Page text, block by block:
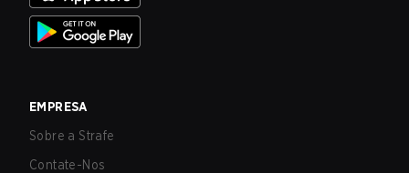
EMPRESA
Sobre a Strafe
Contate-Nos